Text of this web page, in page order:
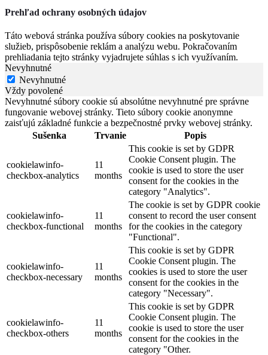
Prehľad ochrany osobných údajov
Táto webová stránka používa súbory cookies na poskytovanie
služieb, prispôsobenie reklám a analýzu webu. Pokračovaním
prehliadania tejto stránky vyjadrujete súhlas s ich využívaním.
Nevyhnutné
Nevyhnutné
Vždy povolené
Nevyhnutné súbory cookie sú absolútne nevyhnutné pre správne
fungovanie webovej stránky. Tieto súbory cookie anonymne
zaisťujú základné funkcie a bezpečnostné prvky webovej stránky.
Sušenka
Trvanie Popis
cookielawinfo-
checkbox-analytics
11
months
This cookie is set by GDPR
Cookie Consent plugin. The
cookie is used to store the user
consent for the cookies in the
category "Analytics".
cookielawinfo-
checkbox-functional
11
months
The cookie is set by GDPR cookie
consent to record the user consent
for the cookies in the category
"Functional".
cookielawinfo-
checkbox-necessary
11
months
This cookie is set by GDPR
Cookie Consent plugin. The
cookies is used to store the user
consent for the cookies in the
category "Necessary".
cookielawinfo-
checkbox-others
11
months
This cookie is set by GDPR
Cookie Consent plugin. The
cookie is used to store the user
consent for the cookies in the
category "Other.